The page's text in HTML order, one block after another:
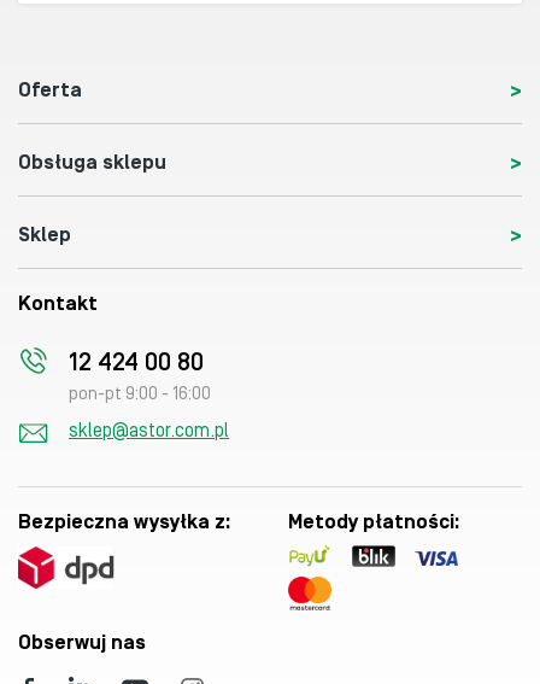
Oferta
Obsługa sklepu
Sklep
Kontakt
12 424 00 80
pon-pt 9:00 - 16:00
sklep@astor.com.pl
Bezpieczna wysyłka z: Metody płatności:
Obserwuj nas